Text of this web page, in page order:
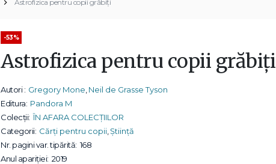
Astrofizica pentru copii grăbiți
-53%
Astrofizica pentru copii grăbiți
Autori : Gregory Mone Neil de Grasse Tyson
Editura: Pandora M
Colecții: ÎN AFARA COLECȚIILOR
Categorii: Cărți pentru copii Știință
Nr. pagini var. tipărită: 168
Anul apariției: 2019